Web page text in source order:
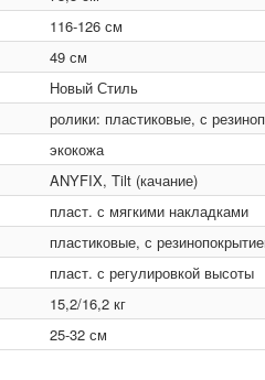
116-126 см
49 см
Новый Стиль
ролики: пластиковые, с
экокожа
ANYFIX, Tilt (качание)
пласт. с мягкими накладками
пластиковые, с
пласт. с регулировкой высоты
15,2/16,2 кг
25-32 см